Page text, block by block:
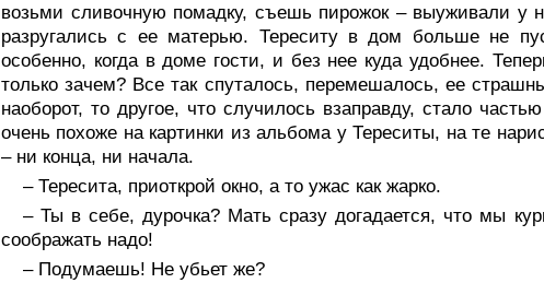
возьми сливочную помадку, съешь пирожок – выуживали у
разругались с ее матерью. Тереситу в дом больше не
особенно, когда в доме гости, и без нее куда удобнее.
только зачем? Все так спуталось, перемешалось, ее
наоборот, то другое, что случилось взаправду, стало
очень похоже на картинки из альбома у Тереситы, на те
– ни конца, ни начала.
– Тересита, приоткрой окно, а то ужас как жарко.
– Ты в себе, дурочка? Мать сразу догадается, что мы
соображать надо!
– Подумаешь! Не убьет же?